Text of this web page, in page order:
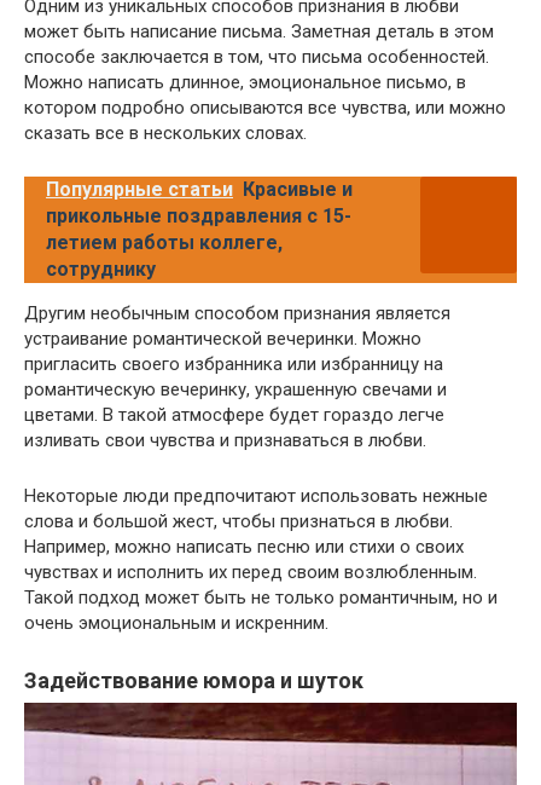
Одним из уникальных способов признания в любви
может быть написание письма. Заметная деталь в этом
способе заключается в том, что письма особенностей.
Можно написать длинное, эмоциональное письмо, в
котором подробно описываются все чувства, или можно
сказать все в нескольких словах.
Популярные статьи Красивые и
прикольные поздравления с 15-
летием работы коллеге,
сотруднику
Другим необычным способом признания является
устраивание романтической вечеринки. Можно
пригласить своего избранника или избранницу на
романтическую вечеринку, украшенную свечами и
цветами. В такой атмосфере будет гораздо легче
изливать свои чувства и признаваться в любви.
Некоторые люди предпочитают использовать нежные
слова и большой жест, чтобы признаться в любви.
Например, можно написать песню или стихи о своих
чувствах и исполнить их перед своим возлюбленным.
Такой подход может быть не только романтичным, но и
очень эмоциональным и искренним.
Задействование юмора и шуток